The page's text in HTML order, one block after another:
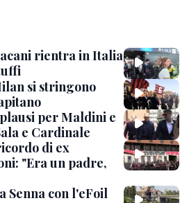
rientra in Italia
si stringono
per Maldini e
e Cardinale
di ex
"Era un padre,
Senna con l'eFoil